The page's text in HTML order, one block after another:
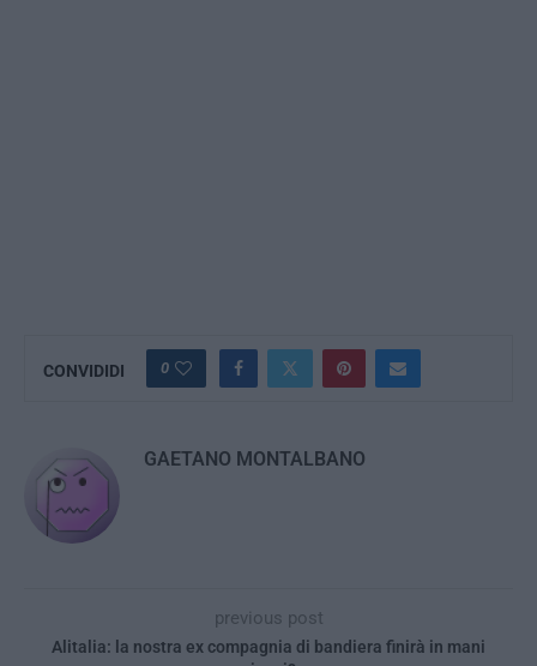
CONVIDIDI 0
GAETANO MONTALBANO
previous post
Alitalia: la nostra ex compagnia di bandiera finirà in mani